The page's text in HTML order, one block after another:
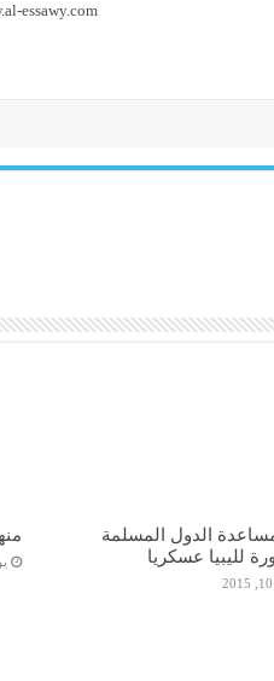
essawy.com
الدول المسلمة
لليبيا عسكريا